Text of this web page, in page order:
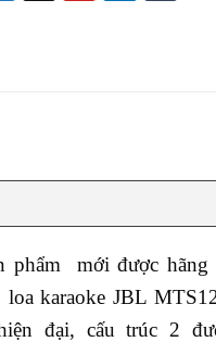
phẩm mới được hãng
loa karaoke JBL
đại, cấu trúc 2